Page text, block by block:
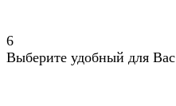
6
Выберите удобный для